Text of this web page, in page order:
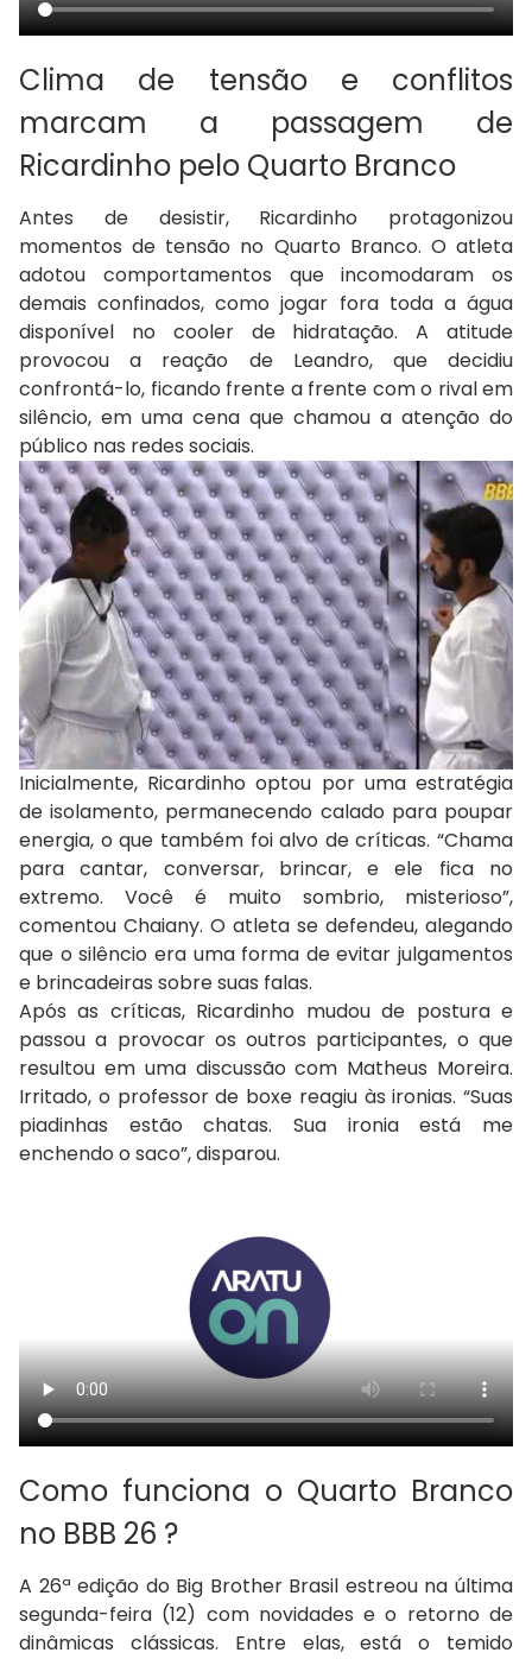
Clima de tensão e conflitos
marcam a passagem de
Ricardinho pelo Quarto Branco
Antes de desistir, Ricardinho protagonizou
momentos de tensão no Quarto Branco. O atleta
adotou comportamentos que incomodaram os
demais confinados, como jogar fora toda a água
disponível no cooler de hidratação. A atitude
provocou a reação de Leandro, que decidiu
confrontá-lo, ficando frente a frente com o rival em
silêncio, em uma cena que chamou a atenção do
público nas redes sociais.
Inicialmente, Ricardinho optou por uma estratégia
de isolamento, permanecendo calado para poupar
energia, o que também foi alvo de críticas. “Chama
para cantar, conversar, brincar, e ele fica no
extremo. Você é muito sombrio, misterioso”,
comentou Chaiany. O atleta se defendeu, alegando
que o silêncio era uma forma de evitar julgamentos
e brincadeiras sobre suas falas.
Após as críticas, Ricardinho mudou de postura e
passou a provocar os outros participantes, o que
resultou em uma discussão com Matheus Moreira.
Irritado, o professor de boxe reagiu às ironias. “Suas
piadinhas estão chatas. Sua ironia está me
enchendo o saco”, disparou.
Como funciona o Quarto Branco
no BBB 26 ?
A 26ª edição do Big Brother Brasil estreou na última
segunda-feira (12) com novidades e o retorno de
dinâmicas clássicas. Entre elas, está o temido